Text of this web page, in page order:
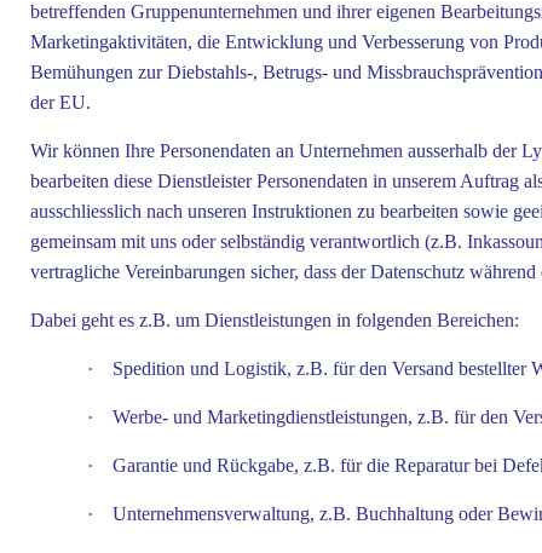
betreffenden Gruppenunternehmen und ihrer eigenen
Marketingaktivitäten, die Entwicklung und Verbesserung von
Bemühungen zur Diebstahls-, Betrugs- und
der EU.
Wir können Ihre Personendaten an Unternehmen ausserhalb der
bearbeiten diese Dienstleister Personendaten in unserem Auftrag
ausschliesslich nach unseren Instruktionen zu bearbeiten sowie
gemeinsam mit uns oder selbständig verantwortlich (z.B.
vertragliche Vereinbarungen sicher, dass der Datenschutz
Dabei geht es z.B. um Dienstleistungen in folgenden Bereichen:
· Spedition und Logistik, z.B. für den Versand bestellter
· Werbe- und Marketingdienstleistungen, z.B. für den
· Garantie und Rückgabe, z.B. für die Reparatur bei
· Unternehmensverwaltung, z.B. Buchhaltung oder